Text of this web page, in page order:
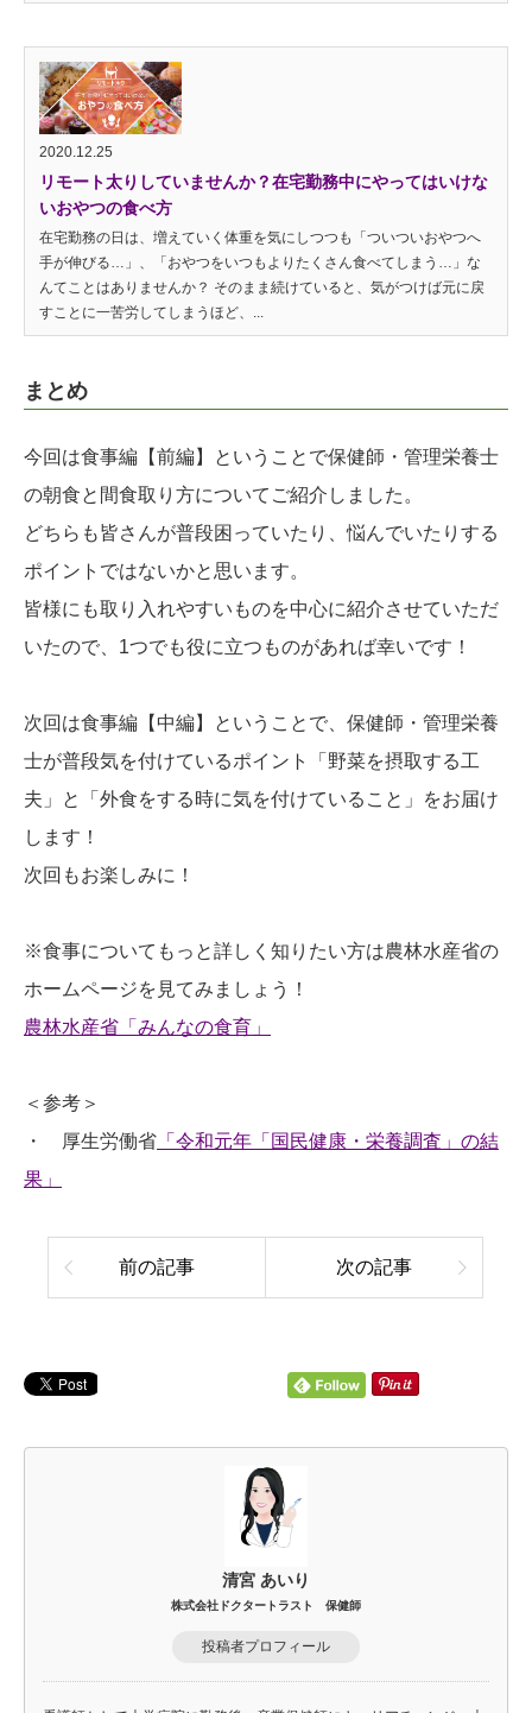
2020.12.25
リモート太りしていませんか？在宅勤務中にやってはいけな
いおやつの食べ方
在宅勤務の日は、増えていく体重を気にしつつも「ついついおやつへ
手が伸びる…」、「おやつをいつもよりたくさん食べてしまう…」な
んてことはありませんか？ そのまま続けていると、気がつけば元に戻
すことに一苦労してしまうほど、...
まとめ
今回は食事編【前編】ということで保健師・管理栄養士
の朝食と間食取り方についてご紹介しました。
どちらも皆さんが普段困っていたり、悩んでいたりする
ポイントではないかと思います。
皆様にも取り入れやすいものを中心に紹介させていただ
いたので、1つでも役に立つものがあれば幸いです！
次回は食事編【中編】ということで、保健師・管理栄養
士が普段気を付けているポイント「野菜を摂取する工
夫」と「外食をする時に気を付けていること」をお届け
します！
次回もお楽しみに！
※食事についてもっと詳しく知りたい方は農林水産省の
ホームページを見てみましょう！
農林水産省「みんなの食育」
＜参考＞
・ 厚生労働省 「令和元年「国民健康・栄養調査」の結
果」
前の記事 次の記事
清宮 あいり
株式会社ドクタートラスト 保健師
投稿者プロフィール